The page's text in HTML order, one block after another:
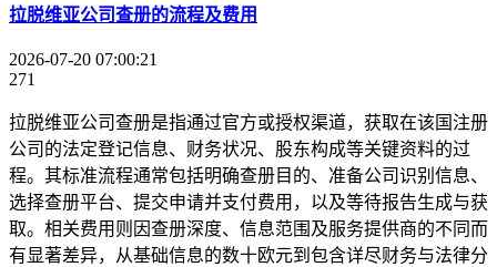
拉脱维亚公司查册的流程及费用
2026-07-20 07:00:21
271
拉脱维亚公司查册是指通过官方或授权渠道，获取在该国注册
公司的法定登记信息、财务状况、股东构成等关键资料的过
程。其标准流程通常包括明确查册目的、准备公司识别信息、
选择查册平台、提交申请并支付费用，以及等待报告生成与获
取。相关费用则因查册深度、信息范围及服务提供商的不同而
有显著差异，从基础信息的数十欧元到包含详尽财务与法律分